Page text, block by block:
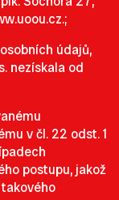
.;
údajů,
nezískala od
v čl. 22 odst. 1
postupu, jakož